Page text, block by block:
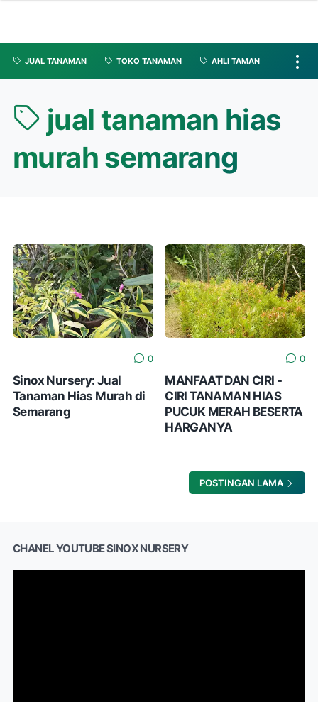
JUAL TANAMAN TOKO TANAMAN AHLI TAMAN
jual tanaman hias
murah semarang
0
Sinox Nursery: Jual
Tanaman Hias Murah di
Semarang
0
MANFAAT DAN CIRI -
CIRI TANAMAN HIAS
PUCUK MERAH BESERTA
HARGANYA
POSTINGAN LAMA
CHANEL YOUTUBE SINOX NURSERY